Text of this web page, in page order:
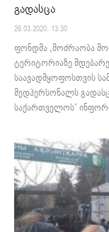
გადასცა
26.03.2020. 13:30
ფონდმა „მოძრაობა
ტერიტორიაზე
საავადმყოფოსთვის
მედპერსონალს
საქართველოს”